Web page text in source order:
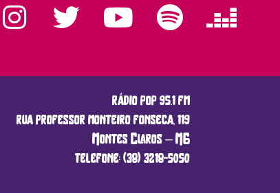
rádio pop 95.1 fm
rua professor monteiro fonseca, 119
Montes Claros – MG
telefone: (38) 3218-5050